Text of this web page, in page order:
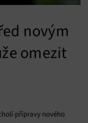
novým
omezit
přípravy nového